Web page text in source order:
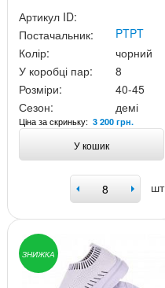
Артикул ID:
Постачальник:
PTPT
Колір:
чорний
У коробці пар:
8
Розміри:
40-45
Сезон:
демі
Ціна за скриньку: 3 200 грн.
У кошик
шт
ЗНИЖКА